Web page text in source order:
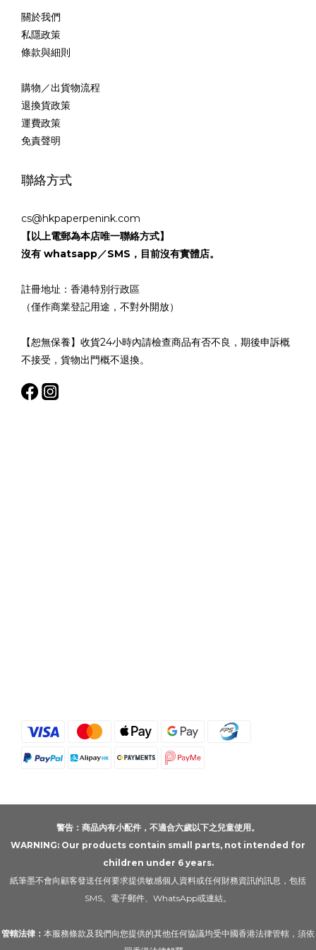
關於我們
私隱政策
條款與細則
購物／出貨物流程
退換貨政策
運費政策
免責聲明
聯絡方式
cs@hkpaperpenink.com
【以上電郵為本店唯一聯絡方式】
沒有 whatsapp／SMS，目前沒有實體店。
註冊地址：香港特別行政區
（僅作商業登記用途，不對外開放）
【恕無保養】收貨24小時內請檢查商品有否不良，期後申訴概
不接受，貨物出門概不退換。
警告：商品內有小配件，不適合六歲以下之兒童使用。
WARNING: Our products contain small parts, not intended for
children under 6 years.
紙筆墨不會向顧客發送任何要求提供敏感個人資料或任何財務資訊的訊息，包括
SMS、電子郵件、WhatsApp或連結。
管轄法律： 本服務條款及我們向您提供的其他任何協議均受中國香港法律管轄，須依